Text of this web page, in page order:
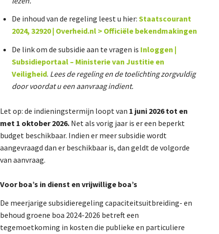
De inhoud van de regeling leest u hier: Staatscourant
2024, 32920 | Overheid.nl > Officiële bekendmakingen
De link om de subsidie aan te vragen is Inloggen |
Subsidieportaal – Ministerie van Justitie en
Veiligheid. Lees de regeling en de toelichting zorgvuldig
door voordat u een aanvraag indient.
Let op: de indieningstermijn loopt van 1 juni 2026 tot en
met 1 oktober 2026. Net als vorig jaar is er een beperkt
budget beschikbaar. Indien er meer subsidie wordt
aangevraagd dan er beschikbaar is, dan geldt de volgorde
van aanvraag.
Voor boa’s in dienst en vrijwillige boa’s
De meerjarige subsidieregeling capaciteitsuitbreiding- en
behoud groene boa 2024-2026 betreft een
tegemoetkoming in kosten die publieke en particuliere